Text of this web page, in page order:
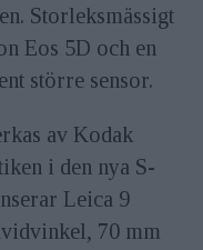
Storleksmässigt
Eos 5D och en
större sensor.
av Kodak
i den nya S-
Leica 9
70 mm